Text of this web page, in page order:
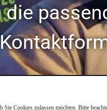
Cookies zulassen möchten. Bitte